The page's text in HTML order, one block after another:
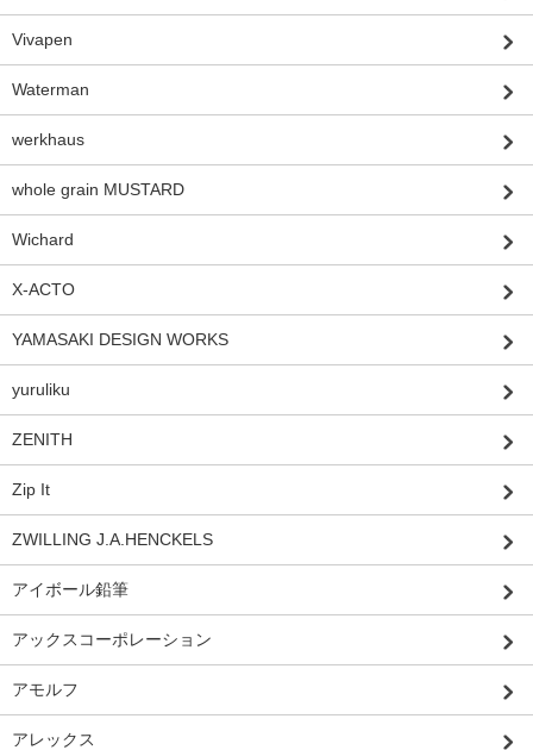
Vivapen
Waterman
werkhaus
whole grain MUSTARD
Wichard
X-ACTO
YAMASAKI DESIGN WORKS
yuruliku
ZENITH
Zip It
ZWILLING J.A.HENCKELS
アイボール鉛筆
アックスコーポレーション
アモルフ
アレックス